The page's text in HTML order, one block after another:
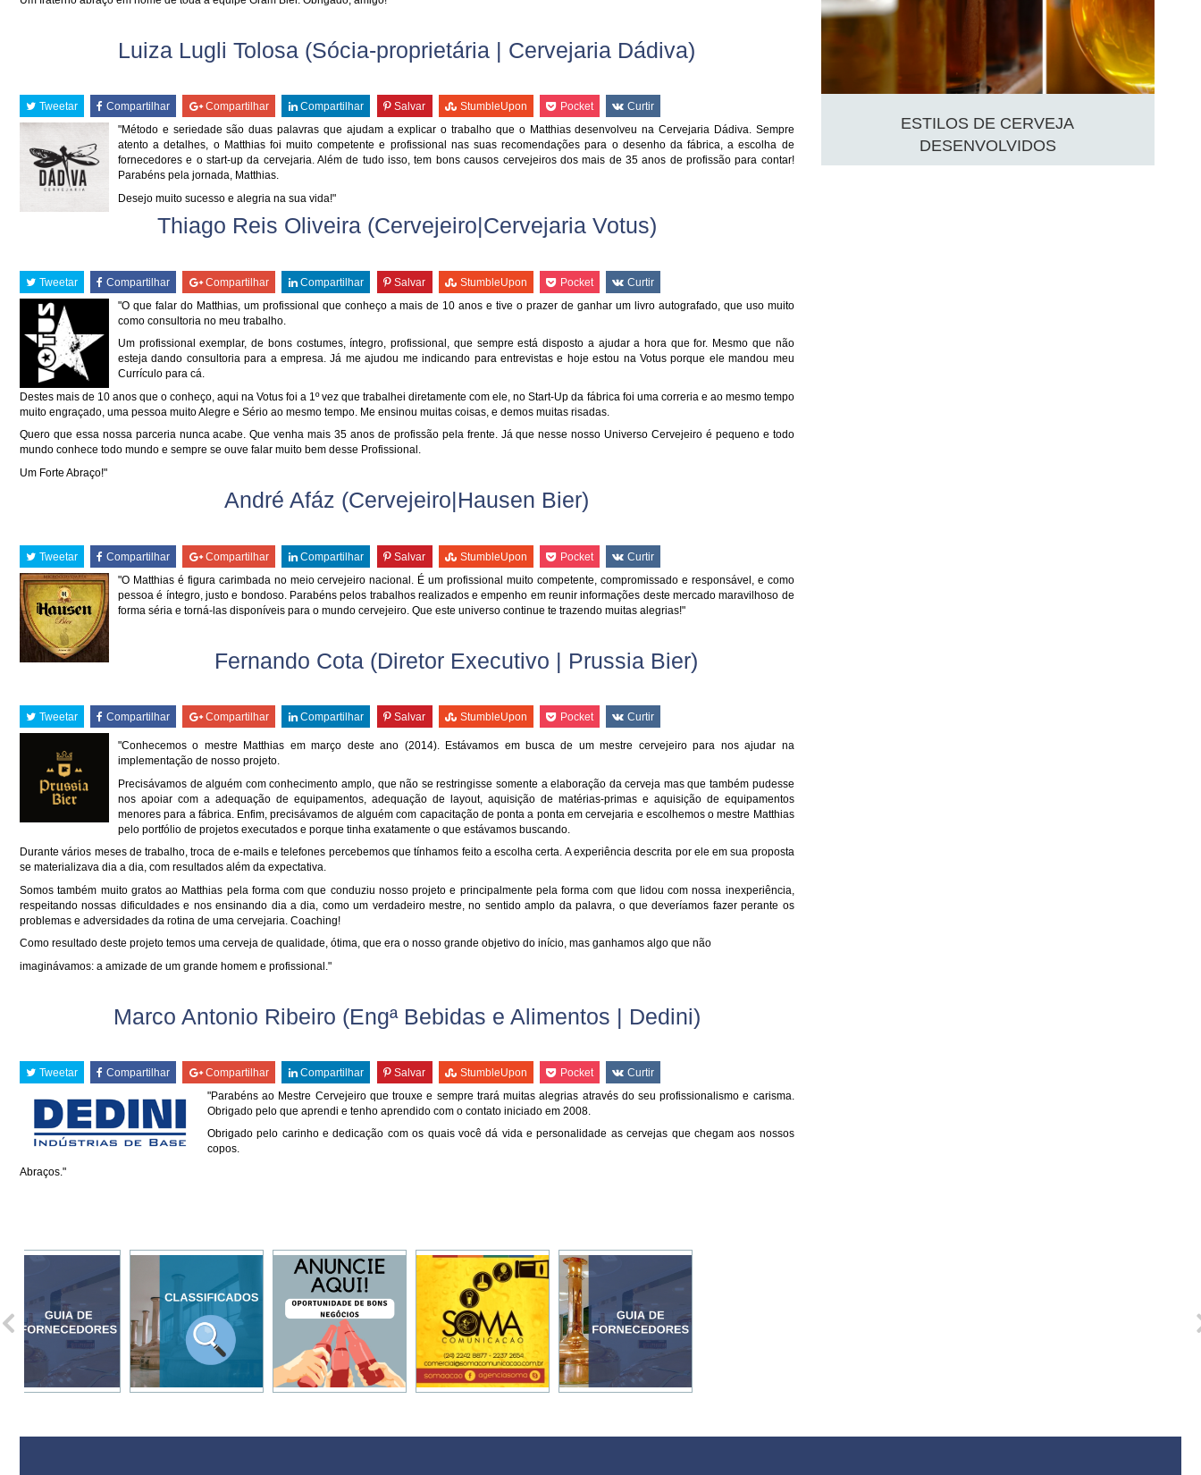
Luiza Lugli Tolosa (Sócia-proprietária | Cervejaria Dádiva)
Tweetar Compartilhar Compartilhar Compartilhar Salvar StumbleUpon Pocket
Curtir
"Método e seriedade são duas palavras que ajudam a explicar o trabalho que o Matthias desenvolveu na Cervejaria Dádiva. Sempre
atento a detalhes, o Matthias foi muito competente e profissional nas suas recomendações para o desenho da fábrica, a escolha de
fornecedores e o start-up da cervejaria. Além de tudo isso, tem bons causos cervejeiros dos mais de 35 anos de profissão para contar!
Parabéns pela jornada, Matthias.
Desejo muito sucesso e alegria na sua vida!"
Thiago Reis Oliveira (Cervejeiro|Cervejaria Votus)
Tweetar Compartilhar Compartilhar Compartilhar Salvar StumbleUpon Pocket
Curtir
"O que falar do Matthias, um profissional que conheço a mais de 10 anos e tive o prazer de ganhar um livro autografado, que uso muito
como consultoria no meu trabalho.
Um profissional exemplar, de bons costumes, íntegro, profissional, que sempre está disposto a ajudar a hora que for. Mesmo que não
esteja dando consultoria para a empresa. Já me ajudou me indicando para entrevistas e hoje estou na Votus porque ele mandou meu
Currículo para cá.
Destes mais de 10 anos que o conheço, aqui na Votus foi a 1º vez que trabalhei diretamente com ele, no Start-Up da fábrica foi uma correria e ao mesmo tempo
muito engraçado, uma pessoa muito Alegre e Sério ao mesmo tempo. Me ensinou muitas coisas, e demos muitas risadas.
Quero que essa nossa parceria nunca acabe. Que venha mais 35 anos de profissão pela frente. Já que nesse nosso Universo Cervejeiro é pequeno e todo
mundo conhece todo mundo e sempre se ouve falar muito bem desse Profissional.
Um Forte Abraço!"
André Afáz (Cervejeiro|Hausen Bier)
Tweetar Compartilhar Compartilhar Compartilhar Salvar StumbleUpon Pocket
Curtir
"O Matthias é figura carimbada no meio cervejeiro nacional. É um profissional muito competente, compromissado e responsável, e como
pessoa é íntegro, justo e bondoso. Parabéns pelos trabalhos realizados e empenho em reunir informações deste mercado maravilhoso de
forma séria e torná-las disponíveis para o mundo cervejeiro. Que este universo continue te trazendo muitas alegrias!"
Fernando Cota (Diretor Executivo | Prussia Bier)
Tweetar Compartilhar Compartilhar Compartilhar Salvar StumbleUpon Pocket Curtir
"Conhecemos o mestre Matthias em março deste ano (2014). Estávamos em busca de um mestre cervejeiro para nos ajudar na
implementação de nosso projeto.
Precisávamos de alguém com conhecimento amplo, que não se restringisse somente a elaboração da cerveja mas que também pudesse
nos apoiar com a adequação de equipamentos, adequação de layout, aquisição de matérias-primas e aquisição de equipamentos
menores para a fábrica. Enfim, precisávamos de alguém com capacitação de ponta a ponta em cervejaria e escolhemos o mestre Matthias
pelo portfólio de projetos executados e porque tinha exatamente o que estávamos buscando.
Durante vários meses de trabalho, troca de e-mails e telefones percebemos que tínhamos feito a escolha certa. A experiência descrita por ele em sua proposta
se materializava dia a dia, com resultados além da expectativa.
Somos também muito gratos ao Matthias pela forma com que conduziu nosso projeto e principalmente pela forma com que lidou com nossa inexperiência,
respeitando nossas dificuldades e nos ensinando dia a dia, como um verdadeiro mestre, no sentido amplo da palavra, o que deveríamos fazer perante os
problemas e adversidades da rotina de uma cervejaria. Coaching!
Como resultado deste projeto temos uma cerveja de qualidade, ótima, que era o nosso grande objetivo do início, mas ganhamos algo que não
imaginávamos: a amizade de um grande homem e profissional."
Marco Antonio Ribeiro (Engª Bebidas e Alimentos | Dedini)
Tweetar Compartilhar Compartilhar Compartilhar Salvar StumbleUpon Pocket
Curtir
"Parabéns ao Mestre Cervejeiro que trouxe e sempre trará muitas alegrias através do seu profissionalismo e carisma.
Obrigado pelo que aprendi e tenho aprendido com o contato iniciado em 2008.
Obrigado pelo carinho e dedicação com os quais você dá vida e personalidade as cervejas que chegam aos nossos
copos.
Abraços."
ESTILOS DE CERVEJA
DESENVOLVIDOS